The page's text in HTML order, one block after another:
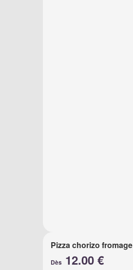
Pizza chorizo fromage
Dès 12.00 €